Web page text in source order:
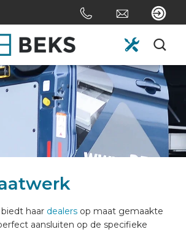
haar dealersop maat gemaakte
aansluiten op de specifieke